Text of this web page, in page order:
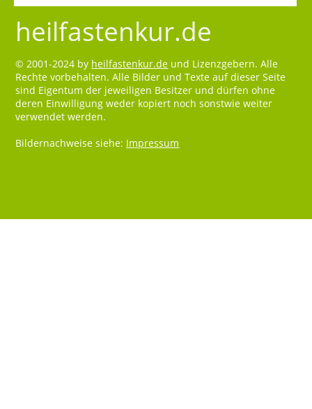
heilfastenkur.de
© 2001-2024 by heilfastenkur.de und Lizenzgebern. Alle
Rechte vorbehalten. Alle Bilder und Texte auf dieser Seite
sind Eigentum der jeweiligen Besitzer und dürfen ohne
deren Einwilligung weder kopiert noch sonstwie weiter
verwendet werden.
Bildernachweise siehe: Impressum